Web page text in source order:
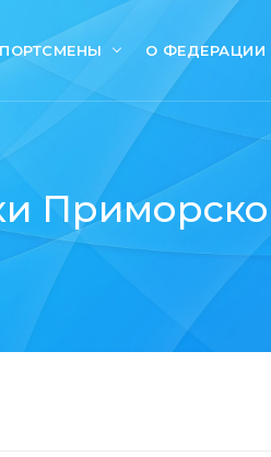
О ФЕДЕРАЦИИ